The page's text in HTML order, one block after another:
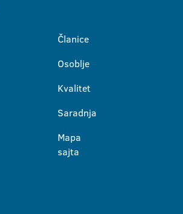
Članice
Osoblje
Kvalitet
Saradnja
Mapa
sajta